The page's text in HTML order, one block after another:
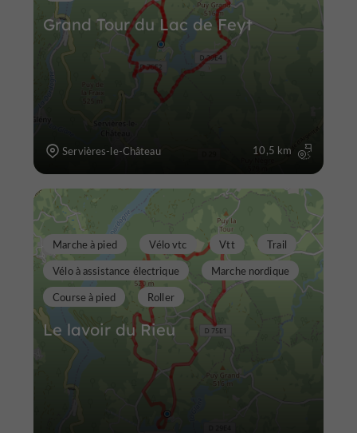
Grand Tour du Lac de Feyt
Servières-le-Château 10,5 km
Le lavoir du Rieu
Marche à pied Vélo vtc Vtt
Trail
Vélo à assistance électrique
Marche nordique
Course à pied
Roller